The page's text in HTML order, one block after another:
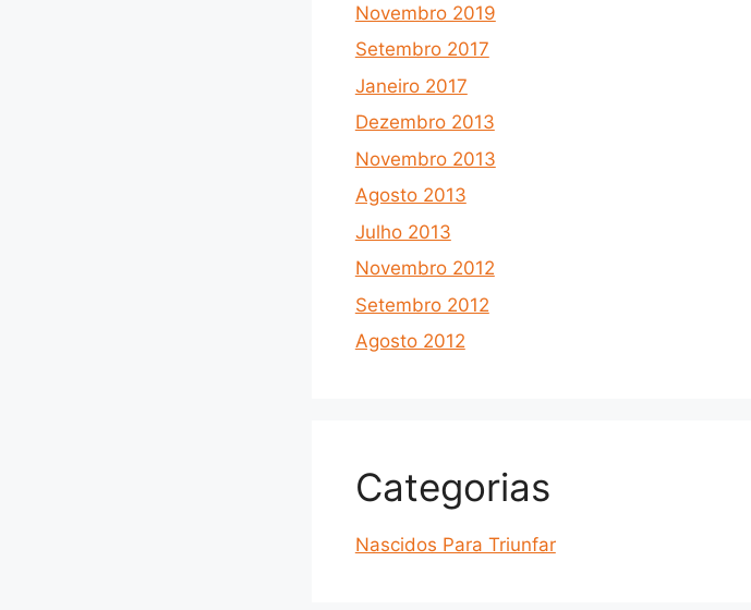
Novembro 2019
Setembro 2017
Janeiro 2017
Dezembro 2013
Novembro 2013
Agosto 2013
Julho 2013
Novembro 2012
Setembro 2012
Agosto 2012
Categorias
Nascidos Para Triunfar